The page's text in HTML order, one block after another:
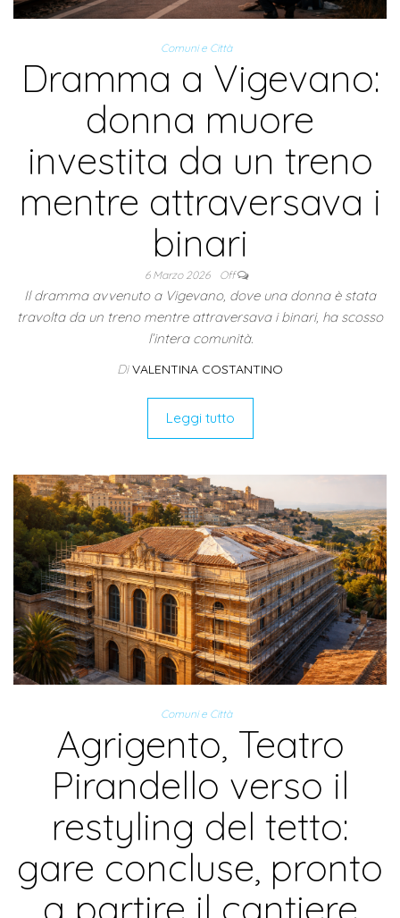
Comuni e Città
Dramma a Vigevano:
donna muore
investita da un treno
mentre attraversava i
binari
6 Marzo 2026 Off
Il dramma avvenuto a Vigevano, dove una donna è stata
travolta da un treno mentre attraversava i binari, ha scosso
l’intera comunità.
Di VALENTINA COSTANTINO
Leggi tutto
Comuni e Città
Agrigento, Teatro
Pirandello verso il
restyling del tetto:
gare concluse, pronto